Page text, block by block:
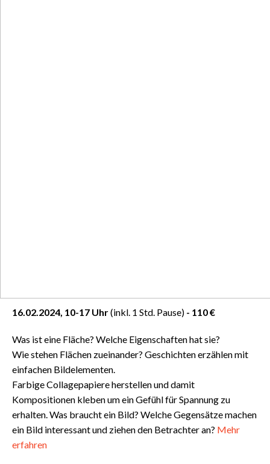
16.02.2024, 10-17 Uhr(inkl. 1 Std. Pause) - 110 €
Was ist eine Fläche? Welche Eigenschaften hat sie?
Wie stehen Flächen zueinander? Geschichten erzählen mit
einfachen Bildelementen.
Farbige Collagepapiere herstellen und damit
Kompositionen kleben um ein Gefühl für Spannung zu
erhalten. Was braucht ein Bild? Welche Gegensätze machen
ein Bild interessant und ziehen den Betrachter an? Mehr
erfahren